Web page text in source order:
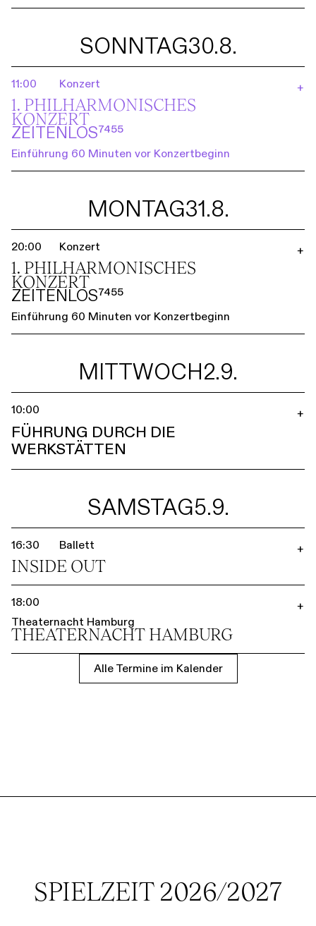
SONNTAG30.8.
11:00 Konzert
1. PHILHARMO­NISCHES
KONZERT
ZEITENLOS⁷⁴⁵⁵
Einführung 60 Minuten vor Konzertbeginn
+
MONTAG31.8.
20:00 Konzert
1. PHILHARMO­NISCHES
KONZERT
ZEITENLOS⁷⁴⁵⁵
Einführung 60 Minuten vor Konzertbeginn
+
MITTWOCH2.9.
10:00
FÜHRUNG DURCH DIE
WERKSTÄTTEN
+
SAMSTAG5.9.
16:30 Ballett
INSIDE OUT
+
18:00
Theaternacht Hamburg
THEATER­NACHT HAMBURG
+
Alle Termine im Kalender
SPIELZEIT 2026/2027